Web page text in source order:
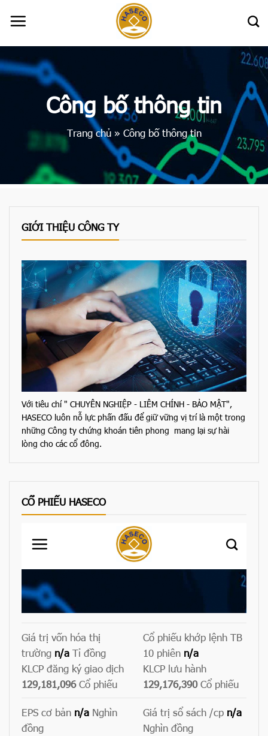
Công bố thông tin
Trang chủ» Công bố thông tin
GIỚI THIỆU CÔNG TY
Với tiêu chí " CHUYÊN NGHIỆP - LIÊM CHÍNH - BẢO MẬT",
HASECO luôn nỗ lực phấn đấu để giữ vững vị trí là một trong
những Công ty chứng khoán tiên phong mang lại sự hài
lòng cho các cổ đông.
CỔ PHIẾU HASECO
Giá trị vốn hóa thị
trường n/a Tỉ đồng
Cổ phiếu khớp lệnh TB
10 phiên n/a
KLCP đăng ký giao dịch
129,181,096Cổ phiếu
KLCP lưu hành
129,176,390Cổ phiếu
EPS cơ bản n/a Nghìn
đồng
Giá trị sổ sách /cp n/a
Nghìn đồng